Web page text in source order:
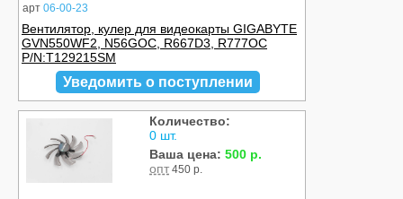
арт 06-00-23
Вентилятор, кулер для видеокарты GIGABYTE
GVN550WF2, N56GOC, R667D3, R777OC
P/N:T129215SM
Уведомить о поступлении
Количество:
0 шт.
Ваша цена: 500 р.
опт 450 р.